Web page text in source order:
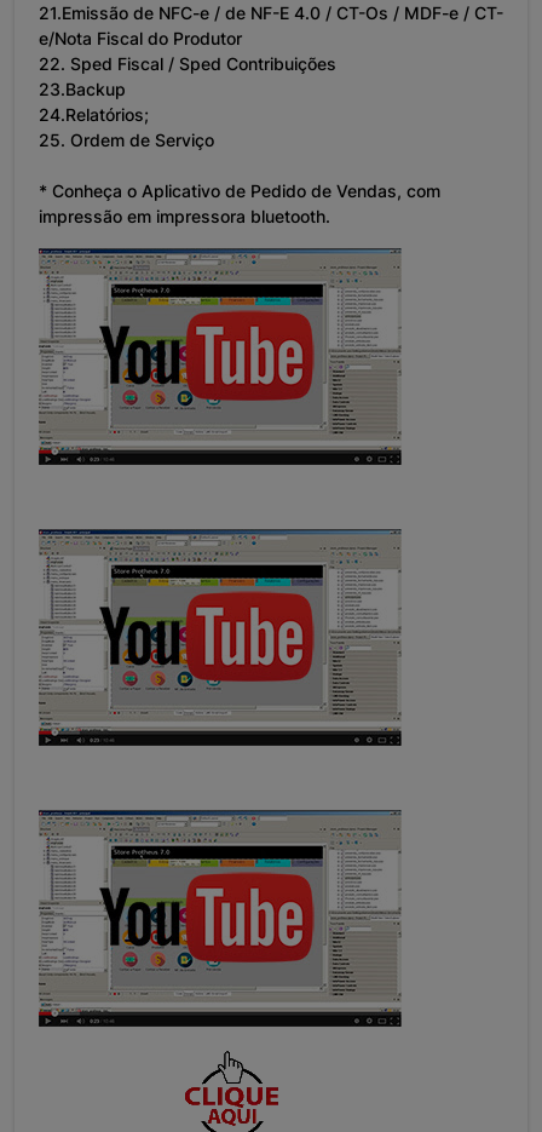
21.Emissão de NFC-e / de NF-E 4.0 / CT-Os / MDF-e / CT-
e/Nota Fiscal do Produtor
22. Sped Fiscal / Sped Contribuições
23.Backup
24.Relatórios;
25. Ordem de Serviço
* Conheça o Aplicativo de Pedido de Vendas, com
impressão em impressora bluetooth.